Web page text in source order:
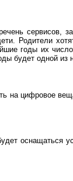
сервисов,
Родители
годы их число
будет одной из
на цифровое
оснащаться